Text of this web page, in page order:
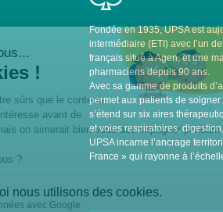
Fondée en 1935, UPSA est
intermédiaire (ETI) avec l’un
français situé à Agen, et une
pharmaciens depuis 90 ans.
Avec sa gamme de produits
permet aux patients de
s’étend sur six aires
et voies respiratoires,
UPSA incarne l’ancrage
France » qui rayonne à